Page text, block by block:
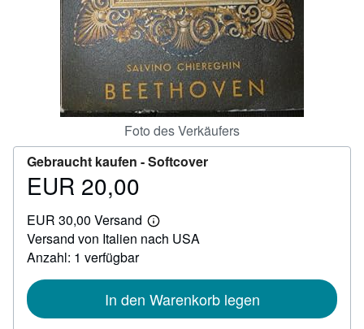
Foto des Verkäufers
Gebraucht kaufen -Softcover
Preis
20,00
EUR 20,00
EUR 30,00 Versand
Weitere
Informationen
Versand von Italien nach USA
Anzahl: 1 verfügbar
In den Warenkorb legen